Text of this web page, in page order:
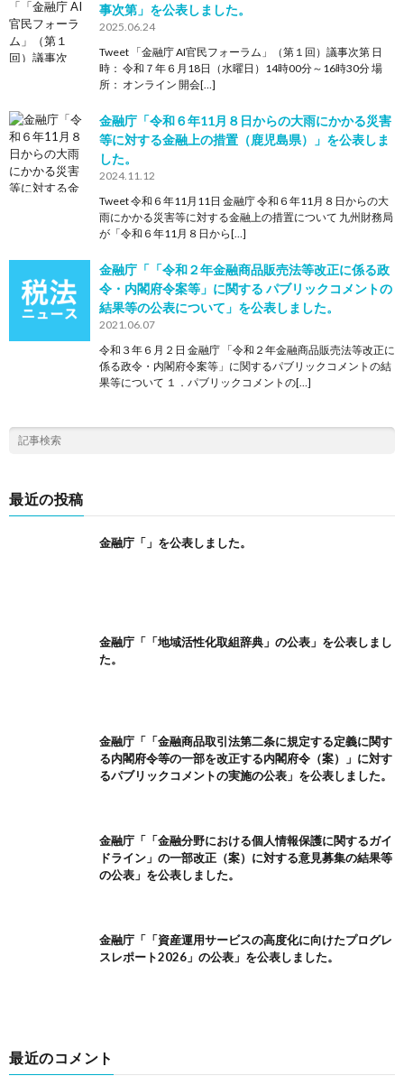
事次第」を公表しました。
2025.06.24
Tweet 「金融庁 AI官民フォーラム」（第１回）議事次第 日
時： 令和７年６月18日（水曜日）14時00分～16時30分 場
所： オンライン 開会[…]
金融庁「令和６年11月８日からの大雨にかかる災害
等に対する金融上の措置（鹿児島県）」を公表しま
した。
2024.11.12
Tweet 令和６年11月11日 金融庁 令和６年11月８日からの大
雨にかかる災害等に対する金融上の措置について 九州財務局
が「令和６年11月８日から[…]
金融庁「「令和２年金融商品販売法等改正に係る政
令・内閣府令案等」に関する パブリックコメントの
結果等の公表について」を公表しました。
2021.06.07
令和３年６月２日 金融庁 「令和２年金融商品販売法等改正に
係る政令・内閣府令案等」に関するパブリックコメントの結
果等について １．パブリックコメントの[…]
最近の投稿
金融庁「」を公表しました。
金融庁「「地域活性化取組辞典」の公表」を公表しまし
た。
金融庁「「金融商品取引法第二条に規定する定義に関す
る内閣府令等の一部を改正する内閣府令（案）」に対す
るパブリックコメントの実施の公表」を公表しました。
金融庁「「金融分野における個人情報保護に関するガイ
ドライン」の一部改正（案）に対する意見募集の結果等
の公表」を公表しました。
金融庁「「資産運用サービスの高度化に向けたプログレ
スレポート2026」の公表」を公表しました。
最近のコメント